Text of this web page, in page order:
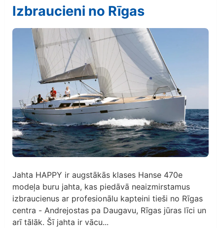
Izbraucieni no Rīgas
Jahta HAPPY ir augstākās klases Hanse 470e
modeļa buru jahta, kas piedāvā neaizmirstamus
izbraucienus ar profesionālu kapteini tieši no Rīgas
centra - Andrejostas pa Daugavu, Rīgas jūras līci un
arī tālāk. Šī jahta ir vācu...